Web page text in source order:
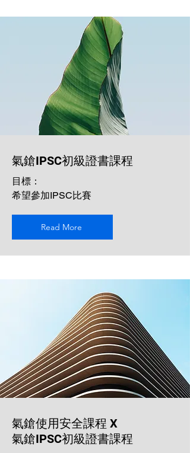
氣鎗IPSC初級證書課程
目標：
希望參加IPSC比賽
Read More
氣鎗使用安全課程 X
氣鎗IPSC初級證書課程